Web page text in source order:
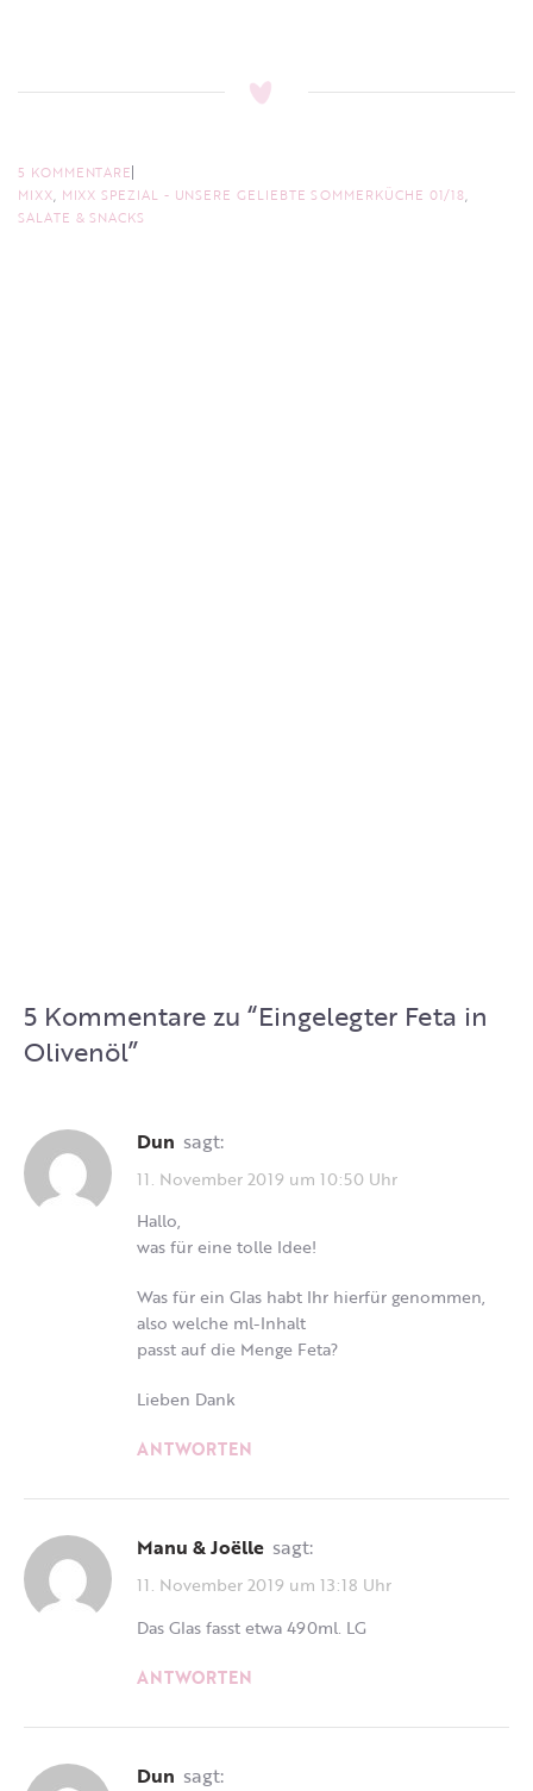
5 KOMMENTARE
MIXX, MIXX SPEZIAL - UNSERE GELIEBTE SOMMERKÜCHE 01/18,
SALATE & SNACKS
5 Kommentare zu “Eingelegter Feta in
Olivenöl”
Dun sagt:
11. November 2019 um 10:50 Uhr
Hallo,
was für eine tolle Idee!
Was für ein Glas habt Ihr hierfür genommen,
also welche ml-Inhalt
passt auf die Menge Feta?
Lieben Dank
ANTWORTEN
Manu & Joëlle sagt:
11. November 2019 um 13:18 Uhr
Das Glas fasst etwa 490ml. LG
ANTWORTEN
Dun sagt: